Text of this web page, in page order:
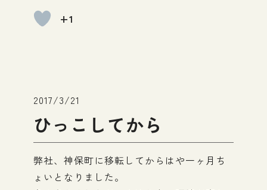
+1
2017/3/21
ひっこしてから
弊社、神保町に移転してからはや一ヶ月ち
ょいとなりました。